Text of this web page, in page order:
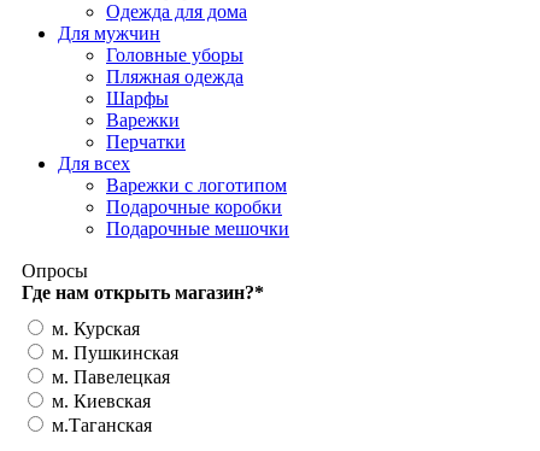
Одежда для дома
Для мужчин
Головные уборы
Пляжная одежда
Шарфы
Варежки
Перчатки
Для всех
Варежки с логотипом
Подарочные коробки
Подарочные мешочки
Опросы
Где нам открыть магазин?*
м. Курская
м. Пушкинская
м. Павелецкая
м. Киевская
м.Таганская